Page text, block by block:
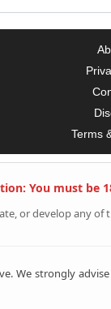
Terms
You must be
or develop any
We strongly